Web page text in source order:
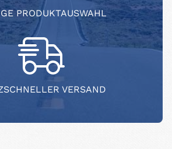
PRODUKTAUSWAHL
VERSAND